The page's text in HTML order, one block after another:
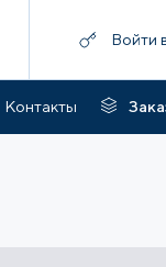
Войти
Контакты